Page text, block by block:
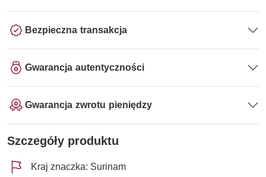
Bezpieczna transakcja
Gwarancja autentyczności
Gwarancja zwrotu pieniędzy
Szczegóły produktu
Kraj znaczka: Surinam